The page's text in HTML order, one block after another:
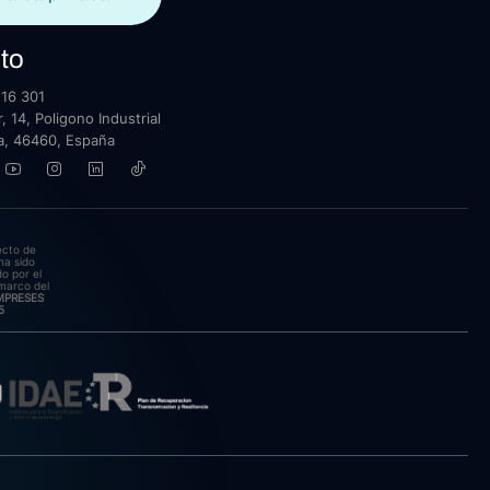
301
14, Poligono Industrial
46460, España
de
sido
por el
del